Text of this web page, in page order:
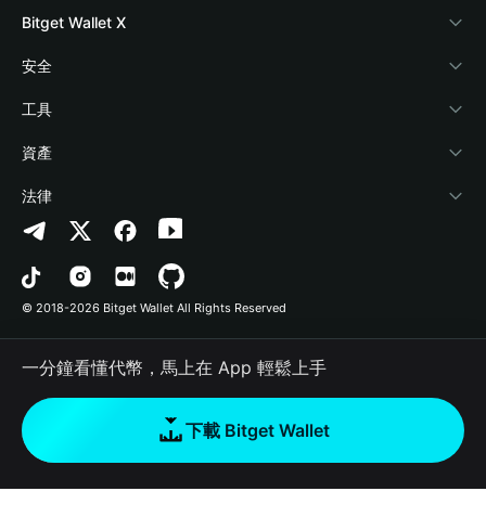
部落格
學院
加密資訊
幫助中心
‌聯繫我們
品牌資源
工作機會
Crypto Card
Stablecoin Earn
Payfi Crypto
Crypto Swap API
Altcoin Season Index
Prediction Markets
DApp
RWA
如何購買加密貨幣
Bitget Wallet X
開發者文件
連接錢包
Bitget Wallet Pay
合作上架
安全
風險保障基金
安全防護技術
工具
快捷買幣
授權檢測
合約檢測
批次轉帳
資產
Arbitrum
Avalanche
Bitcoin
Polygon
法律
隱私協議
用戶使用協議
© 2018-2026 Bitget Wallet All Rights Reserved
一分鐘看懂代幣，馬上在 App 輕鬆上手
下載 Bitget Wallet